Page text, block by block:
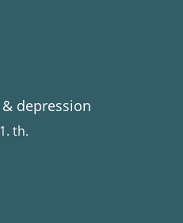
& depression
th.